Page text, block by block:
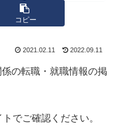
コピー
2021.02.11 2022.09.11
の転職・就職情報の掲
でご確認ください。